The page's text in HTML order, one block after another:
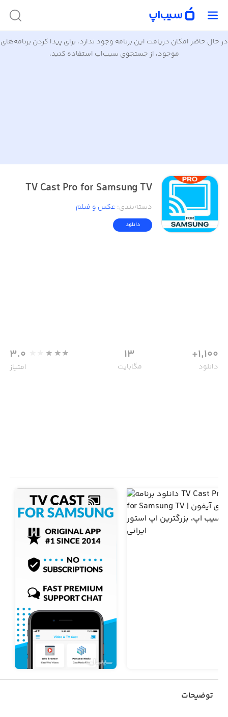
در حال حاضر امکان دریافت این برنامه وجود ندارد. برای پیدا کردن برنامه‌های
موجود، از جستجوی سیب‌اپ استفاده کنید.
TV Cast Pro for Samsung TV
دسته‌بندی: عکس و فیلم
دانلود
1,100+
دانلود
13
مگابایت
3.0
امتیاز
توضیحات